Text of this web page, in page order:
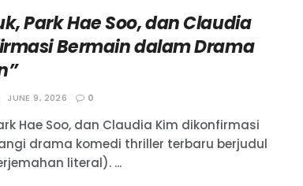
Park Hae Soo, dan Claudia
Bermain dalam Drama
JUNE 9, 2026 0
Hae Soo, dan Claudia Kim dikonfirmasi
drama komedi thriller terbaru berjudul
literal). ...